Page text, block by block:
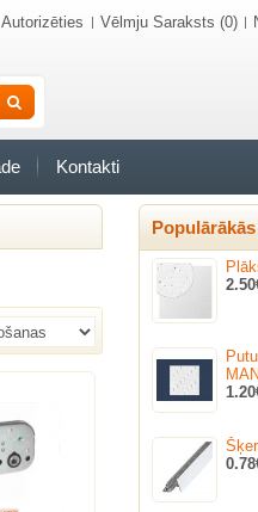
Autorizēties Vēlmju Saraksts (0)
Kontakti